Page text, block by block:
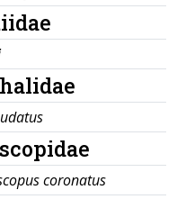
coronatus